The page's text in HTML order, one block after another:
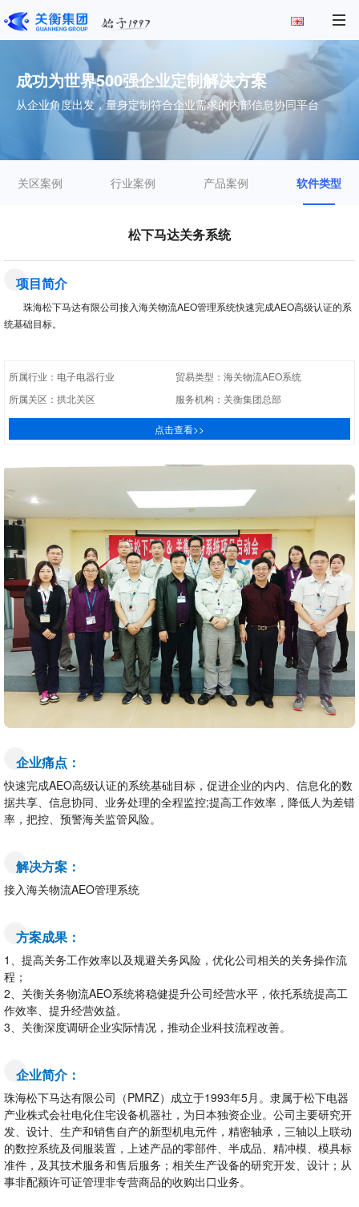
成功为世界500强企业定制解决方案
从企业角度出发，量身定制符合企业需求的内部信息协同平台
关区案例 行业案例 产品案例 软件类型
松下马达关务系统
项目简介
珠海松下马达有限公司接入海关物流AEO管理系统快速完成AEO高级认证的系
统基础目标。
所属行业：电子电器行业
贸易类型：海关物流AEO系统
所属关区：拱北关区
服务机构：关衡集团总部
点击查看>>
企业痛点：
快速完成AEO高级认证的系统基础目标，促进企业的内内、信息化的数
据共享、信息协同、业务处理的全程监控;提高工作效率，降低人为差错
率，把控、预警海关监管风险。
解决方案：
接入海关物流AEO管理系统
方案成果：
1、提高关务工作效率以及规避关务风险，优化公司相关的关务操作流
程；
2、关衡关务物流AEO系统将稳健提升公司经营水平，依托系统提高工
作效率、提升经营效益。
3、关衡深度调研企业实际情况，推动企业科技流程改善。
企业简介：
珠海松下马达有限公司（PMRZ）成立于1993年5月。隶属于松下电器
产业株式会社电化住宅设备机器社，为日本独资企业。公司主要研究开
发、设计、生产和销售自产的新型机电元件，精密轴承，三轴以上联动
的数控系统及伺服装置，上述产品的零部件、半成品、精冲模、模具标
准件，及其技术服务和售后服务；相关生产设备的研究开发、设计；从
事非配额许可证管理非专营商品的收购出口业务。